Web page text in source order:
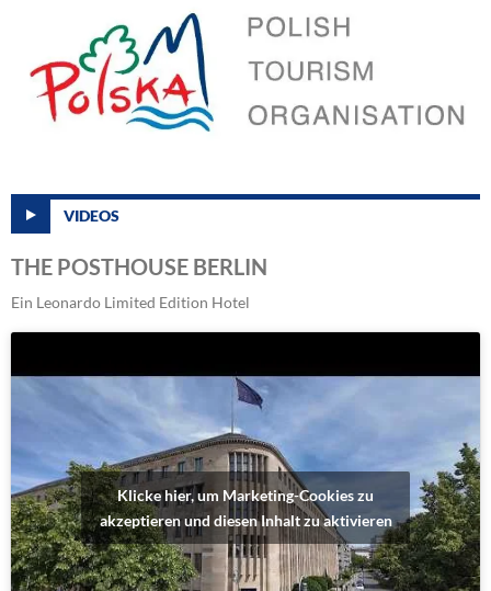
VIDEOS
THE POSTHOUSE BERLIN
Ein Leonardo Limited Edition Hotel
Klicke hier, um Marketing-Cookies zu
akzeptieren und diesen Inhalt zu aktivieren